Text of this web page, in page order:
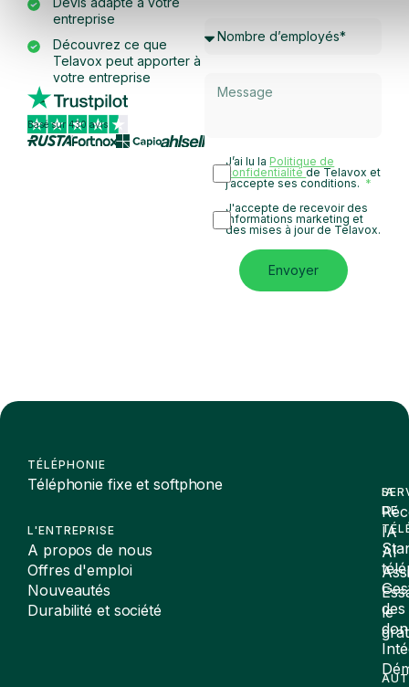
entreprise
Découvrez ce que
Telavox peut apporter à
votre entreprise
Basé sur 430 avis
J’ai lu la Politique de
confidentialitéde Telavox et
j’accepte ses conditions.
J'accepte de recevoir des
informations marketing et
des mises à jour de Telavox.
Envoyer
TÉLÉPHONIE
Téléphonie fixe et softphone
L'ENTREPRISE
A propos de nous
Offres d'emploi
Nouveautés
Durabilité et société
DE
des
IA
IA
AI
le